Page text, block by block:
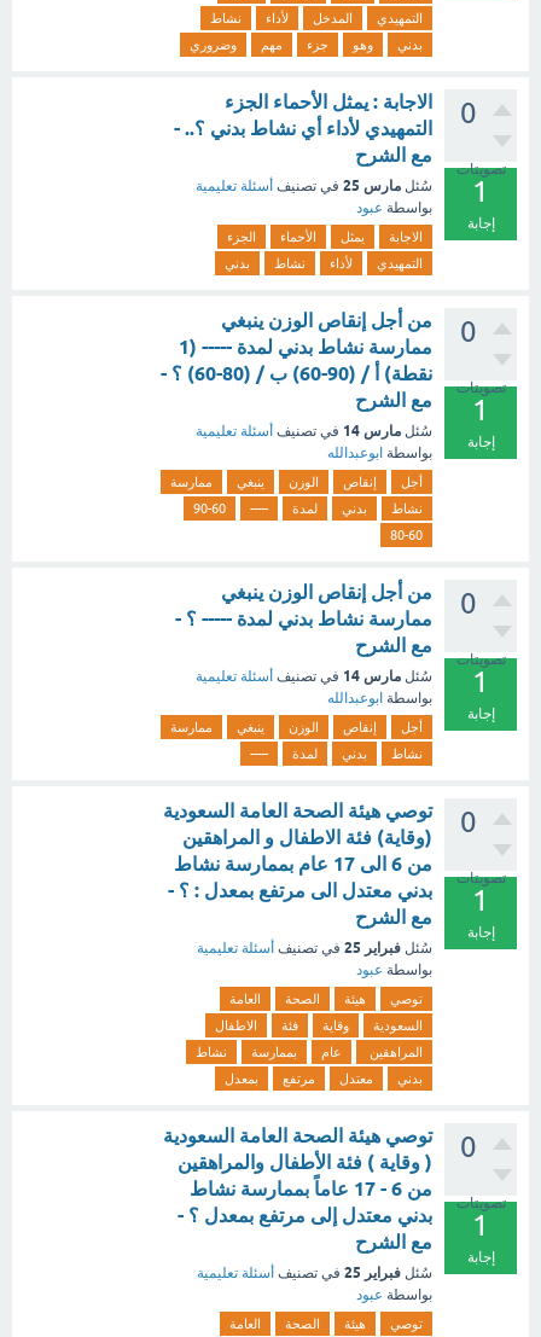
التمهيدي
المدخل لأداء
نشاط
بدني
وهو جزء مهم وضروري
0
تصويتات
1
إجابة
الاجابة : يمثل الأحماء الجزء
التمهيدي لأداء أي نشاط بدني ؟.. -
مع الشرح
سُئل مارس 25 في تصنيف أسئلة تعليمية
بواسطة عبود
الاجابة يمثل الأحماء
الجزء
التمهيدي
لأداء نشاط بدني
0
تصويتات
1
إجابة
من أجل إنقاص الوزن ينبغي
ممارسة نشاط بدني لمدة ----- (1
نقطة) أ / (90-60) ب / (80-60) ؟ -
مع الشرح
سُئل مارس 14 في تصنيف أسئلة تعليمية
بواسطة ابوعبدالله
أجل إنقاص الوزن ينبغي
ممارسة
نشاط
بدني لمدة -----
90-60
80-60
0
تصويتات
1
إجابة
من أجل إنقاص الوزن ينبغي
ممارسة نشاط بدني لمدة ----- ؟ -
مع الشرح
سُئل مارس 14 في تصنيف أسئلة تعليمية
بواسطة ابوعبدالله
أجل إنقاص الوزن ينبغي
ممارسة
نشاط
بدني لمدة -----
0
تصويتات
1
إجابة
توصي هيئة الصحة العامة السعودية
(وقاية) فئة الاطفال و المراهقين
من 6 الى 17 عام بممارسة نشاط
بدني معتدل الى مرتفع بمعدل : ؟ -
مع الشرح
سُئل فبراير 25 في تصنيف أسئلة تعليمية
بواسطة عبود
توصي هيئة الصحة
العامة
السعودية
وقاية فئة
الاطفال
المراهقين
عام بممارسة
نشاط
بدني
معتدل مرتفع بمعدل
0
تصويتات
1
إجابة
توصي هيئة الصحة العامة السعودية
( وقاية ) فئة الأطفال والمراهقين
من 6 - 17 عاماً بممارسة نشاط
بدني معتدل إلى مرتفع بمعدل ؟ -
مع الشرح
سُئل فبراير 25 في تصنيف أسئلة تعليمية
بواسطة عبود
توصي هيئة الصحة العامة